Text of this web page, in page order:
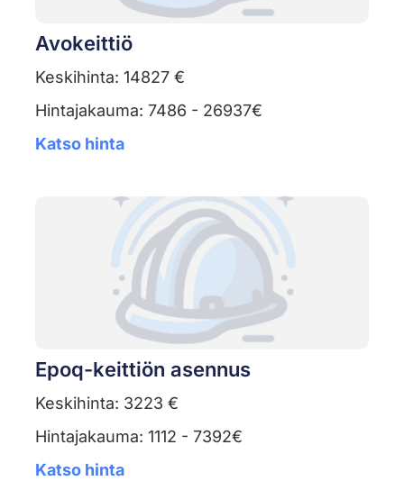
Avokeittiö
Keskihinta: 14827 €
Hintajakauma: 7486 - 26937€
Katso hinta
Epoq-keittiön asennus
Keskihinta: 3223 €
Hintajakauma: 1112 - 7392€
Katso hinta